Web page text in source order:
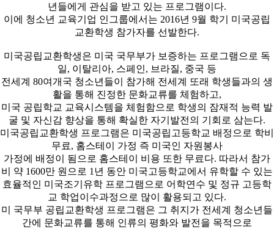
년들에게 관심을 받고 있는 프로그램이다.
이에 청소년 교육기업 인그룹에서는 2016년 9월 학기 미국공립
교환학생 참가자를 선발한다.
미국공립교환학생은 미국 국무부가 보증하는 프로그램으로 독
일, 이탈리아, 스페인, 브라질, 중국 등
전세계 80여개국 청소년들이 참가해 전세계 또래 학생들과의 생
활을 통해 진정한 문화교류를 체험하고,
미국 공립학교 교육시스템을 체험함으로 학생의 잠재적 능력 발
굴 및 자신감 향상을 통해 확실한 자기발전의 기회로 삼는다.
미국공립교환학생 프로그램은 미국공립고등학교 배정으로 학비
무료, 홈스테이 가정 즉 미국인 자원봉사
가정에 배정이 됨으로 홈스테이 비용 또한 무료다. 따라서 참가
비 약 1600만 원으로 1년 동안 미국고등학교에서 유학할 수 있는
효율적인 미국조기유학 프로그램으로 어학연수 및 정규 고등학
교 학업이수과정으로 많이 활용되고 있다.
미 국무부 공립교환학생 프로그램은 그 취지가 전세계 청소년들
간에 문화교류를 통해 인류의 평화와 발전을 목적으로